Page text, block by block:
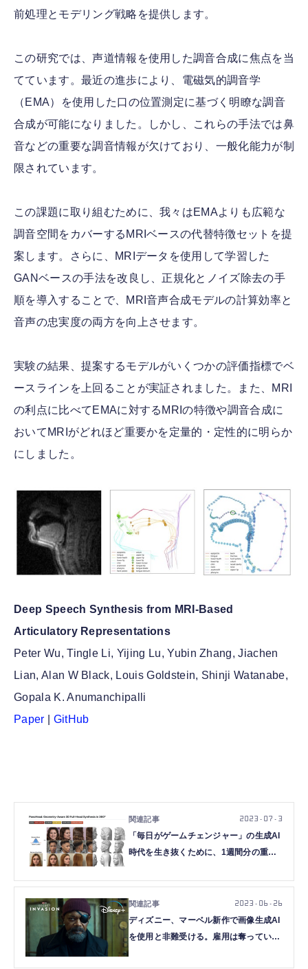
前処理とモデリング戦略を提供します。
この研究では、声道情報を使用した調音合成に焦点を当
てています。最近の進歩により、電磁気的調音学
（EMA）を使用した口の位置測定に基づく明瞭な調音
合成が可能になりました。しかし、これらの手法では鼻
音などの重要な調音情報が欠けており、一般化能力が制
限されています。
この課題に取り組むために、我々はEMAよりも広範な
調音空間をカバーするMRIベースの代替特徴セットを提
案します。さらに、MRIデータを使用して学習した
GANベースの手法を改良し、正規化とノイズ除去の手
順を導入することで、MRI音声合成モデルの計算効率と
音声の忠実度の両方を向上させます。
実験の結果、提案するモデルがいくつかの評価指標でベ
ースラインを上回ることが実証されました。また、MRI
の利点に比べてEMAに対するMRIの特徴や調音合成に
おいてMRIがどれほど重要かを定量的・定性的に明らか
にしました。
Deep Speech Synthesis from MRI-Based
Articulatory Representations
Peter Wu, Tingle Li, Yijing Lu, Yubin Zhang, Jiachen
Lian, Alan W Black, Louis Goldstein, Shinji Watanabe,
Gopala K. Anumanchipalli
Paper
GitHub
「毎日がゲームチェンジャー」の生成AI
時代を生き抜くために、1週間分の重要
ィークリー）
2023.07.3
ディズニー、マーベル新作で画像生成AI
を使用と非難受ける。雇用は奪っていな
2023.06.26